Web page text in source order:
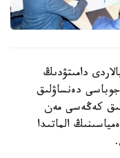
دامىتۋدىڭ
جوباسى دەنساۋلىق
كەڭەسى مەن
الماتىدا